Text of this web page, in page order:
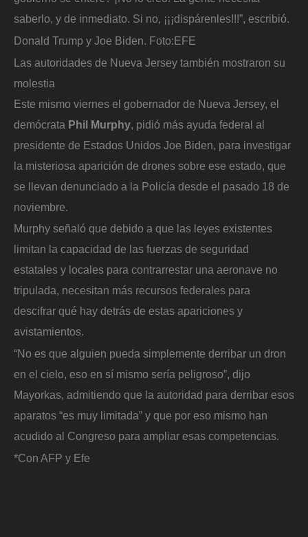
saberlo, y de inmediato. Si no, ¡¡¡dispárenles!!!”, escribió.
Donald Trump y Joe Biden. Foto:EFE
Las autoridades de Nueva Jersey también mostraron su
molestia
Este mismo viernes el gobernador de Nueva Jersey, el
demócrata Phil Murphy, pidió más ayuda federal al
presidente de Estados Unidos Joe Biden, para investigar
la misteriosa aparición de drones sobre ese estado, que
se llevan denunciado a la Policía desde el pasado 18 de
noviembre.
Murphy señaló que debido a que las leyes existentes
limitan la capacidad de las fuerzas de seguridad
estatales y locales para contrarrestar una aeronave no
tripulada, necesitan más recursos federales para
descifrar qué hay detrás de estas apariciones y
avistamientos.
“No es que alguien pueda simplemente derribar un dron
en el cielo, eso en sí mismo sería peligroso”, dijo
Mayorkas, admitiendo que la autoridad para derribar esos
aparatos “es muy limitada” y que por eso mismo han
acudido al Congreso para ampliar esas competencias.
*Con AFP y Efe